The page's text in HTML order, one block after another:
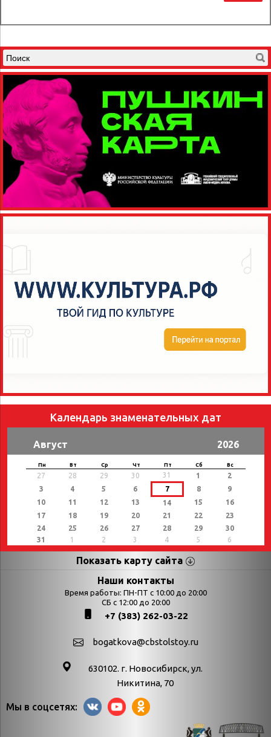
Календарь знаменательных дат
Август 2026
Пн Вт Ср Чт Пт Сб Вс
27 28 29 30 31 1
2
3
4 5 6 7 8
9
10
11 12 13 14 15
16
17
18 19 20 21 22
23
24
25 26 27 28 29
30
31
1 2 3 4 5 6
Показать карту сайта
Страницы Категории
Календарь
Богатков
Выставки
День в истории
День в истории.
День в истории.
Декабрь
Наши контакты
Время работы: ПН-ПТ с 10:00 до 20:00
СБ с 12:00 до 20:00
+7 (383) 262-03-22
bogatkova@cbstolstoy.ru
630102. г. Новосибирск, ул.
Никитина, 70
Мы в соцсетях: